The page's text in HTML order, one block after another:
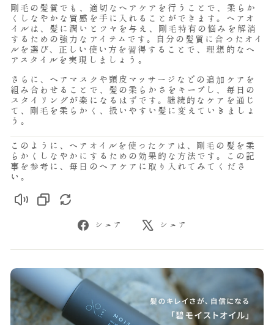
剛毛の髪質でも、適切なヘアケアを行うことで、柔らか
くしなやかな質感を手に入れることができます。ヘアオ
イルは、髪に潤いとツヤを与え、剛毛特有の悩みを解消
するための強力なアイテムです。自分の髪質に合ったオイ
ルを選び、正しい使い方を習得することで、理想的なヘ
アスタイルを実現しましょう。
さらに、ヘアマスクや頭皮マッサージなどの追加ケアを
組み合わせることで、髪の柔らかさをキープし、毎日の
スタイリングが楽になるはずです。継続的なケアを通じ
て、剛毛を柔らかく、扱いやすい髪に変えていきましょ
う。
このように、ヘアオイルを使ったケアは、剛毛の髪を柔
らかくしなやかにするための効果的な方法です。この記
事を参考に、毎日のヘアケアに取り入れてみてくださ
い。
シェア
Facebook
シェア